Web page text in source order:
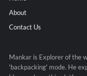
About
Contact Us
Mankar is Explorer of the
'backpacking' mode. He